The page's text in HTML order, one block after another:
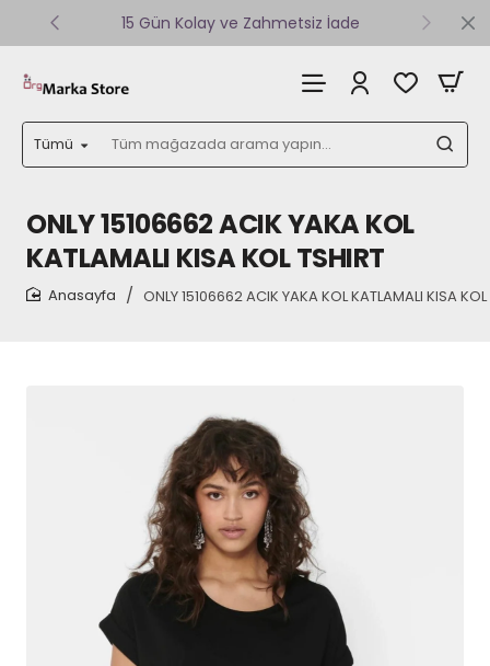
15 Gün Kolay ve Zahmetsiz İade
Tümü
Tüm
mağazada
yapın...
ONLY 15106662 ACIK YAKA KOL
KATLAMALI KISA KOL TSHIRT
ONLY 15106662 ACIK YAKA KOL KATLAMALI KISA KOL